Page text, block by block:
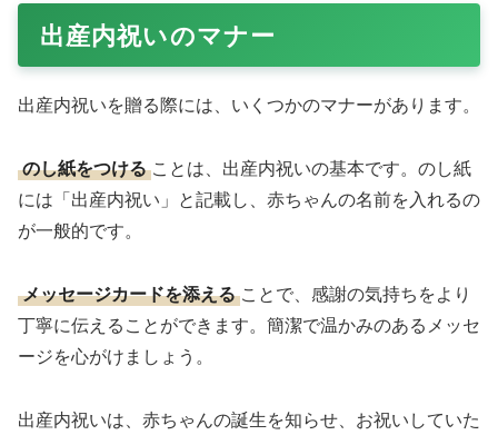
出産内祝いのマナー
出産内祝いを贈る際には、いくつかのマナーがあります。
のし紙をつける ことは、出産内祝いの基本です。のし紙
には「出産内祝い」と記載し、赤ちゃんの名前を入れるの
が一般的です。
メッセージカードを添える ことで、感謝の気持ちをより
丁寧に伝えることができます。簡潔で温かみのあるメッセ
ージを心がけましょう。
出産内祝いは、赤ちゃんの誕生を知らせ、お祝いしていた